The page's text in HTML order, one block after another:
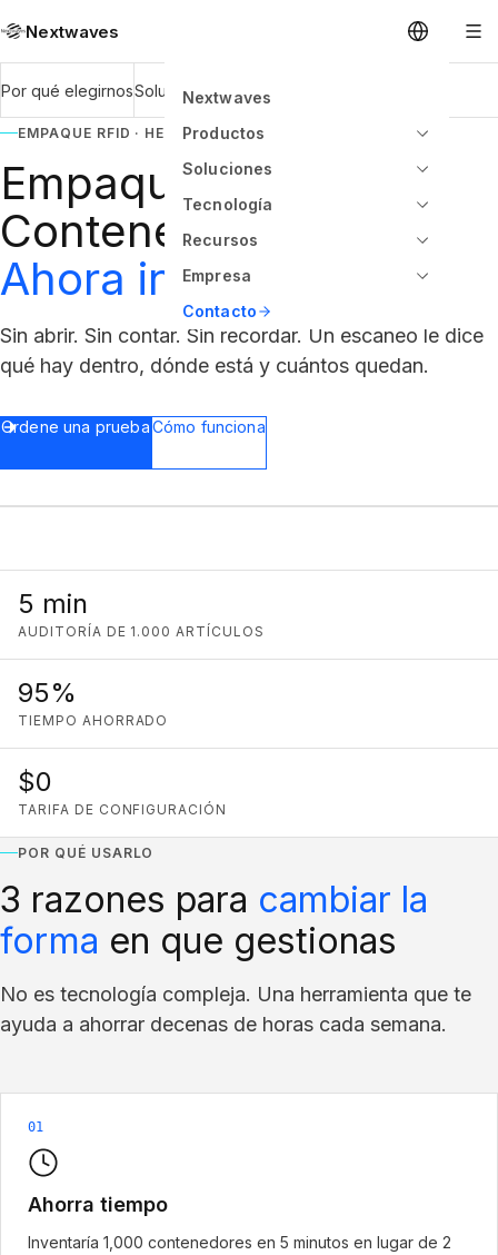
Nextwaves
Nextwaves
Productos
Soluciones
Tecnología
Recursos
Empresa
Contacto
Por qué elegirnosSoluciónProductos
EMPAQUE RFID · HECHO EN VIETNAM
Empaque.
Ahora inteligentes
Sin abrir. Sin contar. Sin recordar. Un escaneo le dice
qué hay dentro, dónde está y cuántos quedan.
Ordene una pruebaCómo funciona
5 min
AUDITORÍA DE 1.000 ARTÍCULOS
95%
TIEMPO AHORRADO
$0
TARIFA DE CONFIGURACIÓN
POR QUÉ USARLO
3 razones para cambiar la
forma en que gestionas
No es tecnología compleja. Una herramienta que te
ayuda a ahorrar decenas de horas cada semana.
01
Ahorra tiempo
Inventaría 1,000 contenedores en 5 minutos en lugar de 2